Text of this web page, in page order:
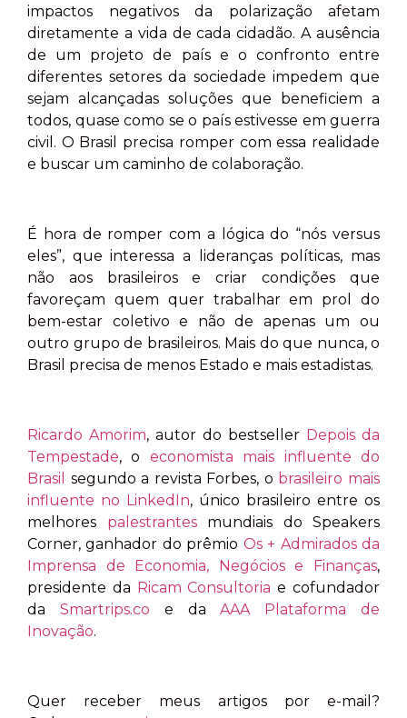
impactos negativos da polarização afetam
diretamente a vida de cada cidadão. A ausência
de um projeto de país e o confronto entre
diferentes setores da sociedade impedem que
sejam alcançadas soluções que beneficiem a
todos, quase como se o país estivesse em guerra
civil. O Brasil precisa romper com essa realidade
e buscar um caminho de colaboração.
É hora de romper com a lógica do “nós versus
eles”, que interessa a lideranças políticas, mas
não aos brasileiros e criar condições que
favoreçam quem quer trabalhar em prol do
bem-estar coletivo e não de apenas um ou
outro grupo de brasileiros. Mais do que nunca, o
Brasil precisa de menos Estado e mais estadistas.
Ricardo Amorim, autor do bestseller Depois da
Tempestade, o economista mais influente do
Brasil
segundo a revista Forbes, o brasileiro mais
influente no LinkedIn, único brasileiro entre os
melhores palestrantesmundiais do Speakers
Corner, ganhador do prêmio Os + Admirados da
Imprensa de Economia, Negócios e Finanças,
presidente da Ricam Consultoria e cofundador
da Smartrips.co e daAAA Plataforma de
Inovação.
Quer receber meus artigos por e-mail?